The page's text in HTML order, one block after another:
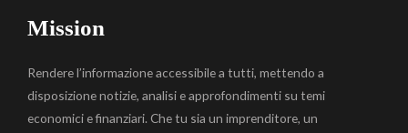
Mission
Rendere l’informazione accessibile a tutti, mettendo a
disposizione notizie, analisi e approfondimenti su temi
economici e finanziari. Che tu sia un imprenditore, un